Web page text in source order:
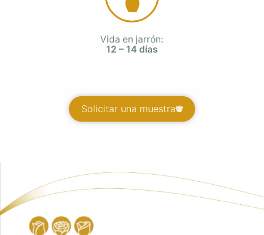
Vida en jarrón:
12 – 14 días
Solicitar una muestra